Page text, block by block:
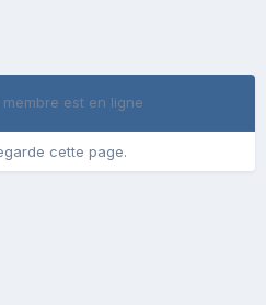
membre est en ligne
cette page.